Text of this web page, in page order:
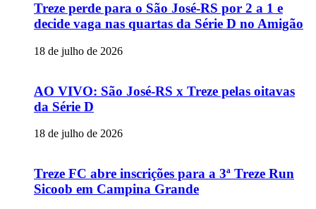
Treze perde para o São José-RS por 2 a 1 e
decide vaga nas quartas da Série D no Amigão
18 de julho de 2026
AO VIVO: São José-RS x Treze pelas oitavas
da Série D
18 de julho de 2026
Treze FC abre inscrições para a 3ª Treze Run
Sicoob em Campina Grande